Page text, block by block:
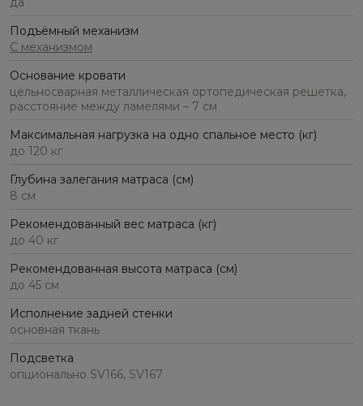
Подъёмный механизм
С механизмом
Основание кровати
цельносварная металлическая ортопедическая решетка,
расстояние между ламелями – 7 см
Максимальная нагрузка на одно спальное место (кг)
до 120 кг
Глубина залегания матраса (см)
8 см
Рекомендованный вес матраса (кг)
до 40 кг
Рекомендованная высота матраса (см)
до 45 см
Исполнение задней стенки
основная ткань
Подсветка
опционально SV166, SV167